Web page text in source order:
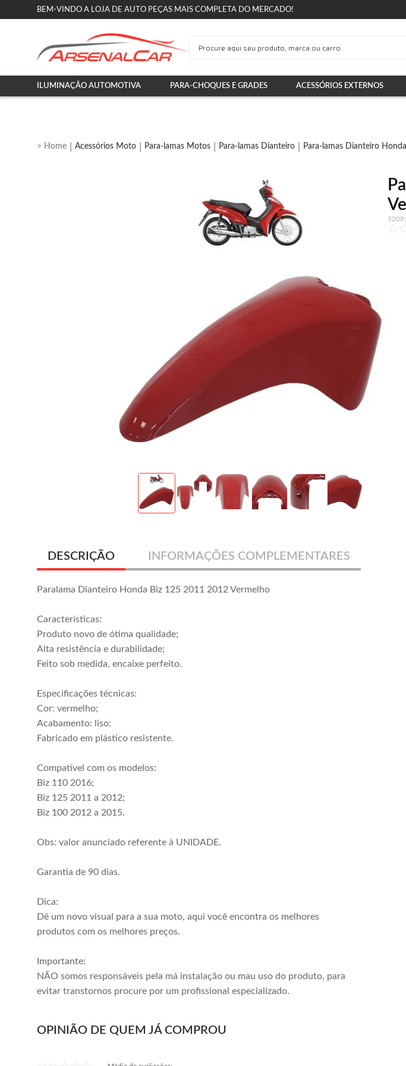
BEM-VINDO A LOJA DE AUTO PEÇAS MAIS COMPLETA DO MERCADO!
ILUMINAÇÃO AUTOMOTIVA PARA-CHOQUES E GRADES ACESSÓRIOS EXTERNOS
Acessórios Moto Para-lamas Motos Para-lamas Dianteiro Para-lamas Dianteiro Honda
DESCRIÇÃO INFORMAÇÕES COMPLEMENTARES
Paralama Dianteiro Honda Biz 125 2011 2012 Vermelho
Características:
Produto novo de ótima qualidade;
Alta resistência e durabilidade;
Feito sob medida, encaixe perfeito.
Especificações técnicas:
Cor: vermelho;
Acabamento: liso;
Fabricado em plástico resistente.
Compatível com os modelos:
Biz 110 2016;
Biz 125 2011 a 2012;
Biz 100 2012 a 2015.
Obs: valor anunciado referente à UNIDADE.
Garantia de 90 dias.
Dica:
Dê um novo visual para a sua moto, aqui você encontra os melhores
produtos com os melhores preços.
Importante:
NÃO somos responsáveis pela má instalação ou mau uso do produto, para
evitar transtornos procure por um profissional especializado.
OPINIÃO DE QUEM JÁ COMPROU